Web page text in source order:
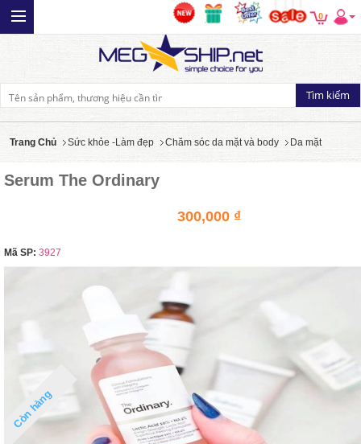
0
Trang Chủ Sức khỏe -Làm đẹp Chăm sóc da mặt và body Da mặt
Serum The Ordinary
300,000 ₫
Mã SP: 3927
Còn hàng